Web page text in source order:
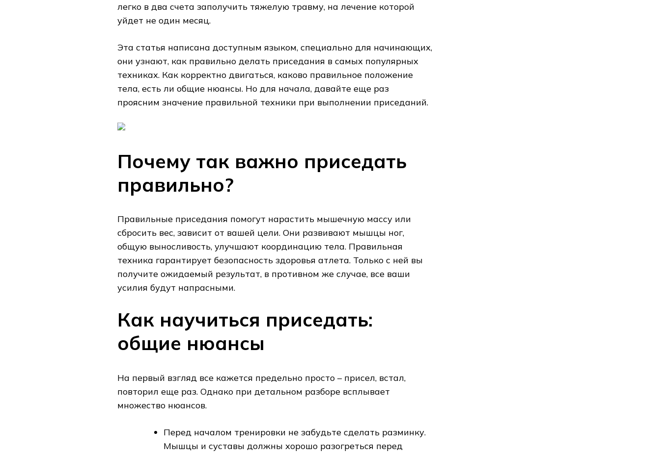
легко в два счета заполучить тяжелую травму, на лечение которой
уйдет не один месяц.
Эта статья написана доступным языком, специально для начинающих,
они узнают, как правильно делать приседания в самых популярных
техниках. Как корректно двигаться, каково правильное положение
тела, есть ли общие нюансы. Но для начала, давайте еще раз
проясним значение правильной техники при выполнении приседаний.
Почему так важно приседать
правильно?
Правильные приседания помогут нарастить мышечную массу или
сбросить вес, зависит от вашей цели. Они развивают мышцы ног,
общую выносливость, улучшают координацию тела. Правильная
техника гарантирует безопасность здоровья атлета. Только с ней вы
получите ожидаемый результат, в противном же случае, все ваши
усилия будут напрасными.
Как научиться приседать:
общие нюансы
На первый взгляд все кажется предельно просто – присел, встал,
повторил еще раз. Однако при детальном разборе всплывает
множество нюансов.
Перед началом тренировки не забудьте сделать разминку.
Мышцы и суставы должны хорошо разогреться перед